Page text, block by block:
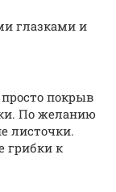
глазками и
покрыв
По желанию
листочки.
грибки к